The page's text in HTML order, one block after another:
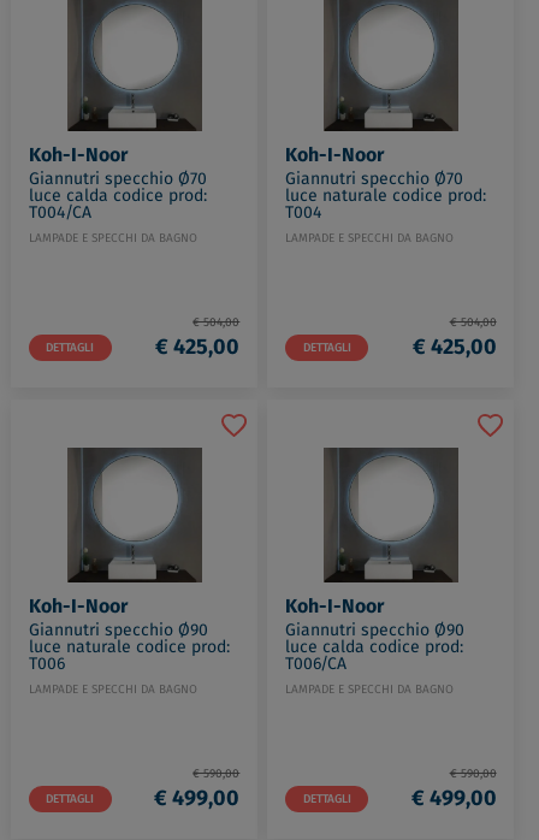
Koh-I-Noor
Giannutri specchio Ø70
luce calda codice prod:
T004/CA
LAMPADE E SPECCHI DA BAGNO
DETTAGLI
€ 504,00
€ 425,00
Koh-I-Noor
Giannutri specchio Ø70
luce naturale codice prod:
T004
LAMPADE E SPECCHI DA BAGNO
DETTAGLI
€ 504,00
€ 425,00
Koh-I-Noor
Giannutri specchio Ø90
luce naturale codice prod:
T006
LAMPADE E SPECCHI DA BAGNO
DETTAGLI
€ 590,00
€ 499,00
Koh-I-Noor
Giannutri specchio Ø90
luce calda codice prod:
T006/CA
LAMPADE E SPECCHI DA BAGNO
DETTAGLI
€ 590,00
€ 499,00